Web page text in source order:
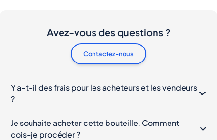
Avez-vous des questions ?
Contactez-nous
Y a-t-il des frais pour les acheteurs et les vendeurs
?
Je souhaite acheter cette bouteille. Comment
dois-je procéder ?